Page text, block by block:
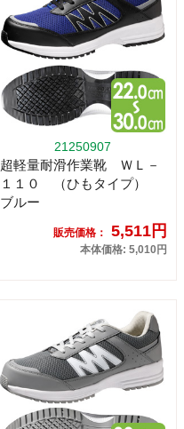
21250907
超軽量耐滑作業靴 ＷＬ－
１１０ （ひもタイプ）
ブルー
販売価格： 5,511円
本体価格: 5,010円